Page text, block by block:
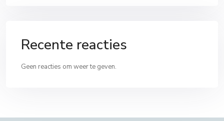
Recente reacties
Geen reacties om weer te geven.